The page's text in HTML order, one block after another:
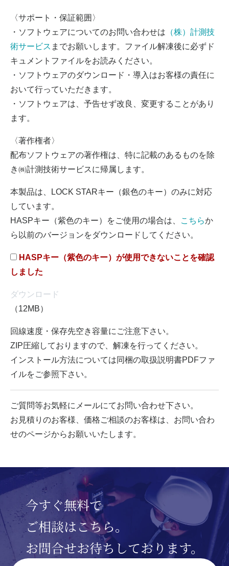
〈サポート・保証範囲〉
・ソフトウェアについてのお問い合わせは （株）計測技
術サービス までお願いします。ファイル解凍後に必ずド
キュメントファイルをお読みください。
・ソフトウェアのダウンロード・導入はお客様の責任に
おいて行っていただきます。
・ソフトウェアは、予告せず改良、変更することがあり
ます。
〈著作権者〉
配布ソフトウェアの著作権は、特に記載のあるものを除
き㈱計測技術サービスに帰属します。
本製品は、LOCK STARキー（銀色のキー）のみに対応
しています。
HASPキー（紫色のキー）をご使用の場合は、
こちらか
ら以前のバージョンをダウンロードしてください。
HASPキー（紫色のキー）が使用できないことを確認
しました
ダウンロード
（12MB）
回線速度・保存先空き容量にご注意下さい。
ZIP圧縮しておりますので、解凍を行ってください。
インストール方法については同梱の取扱説明書PDFファ
イルをご参照下さい。
ご質問等お気軽にメールにてお問い合わせ下さい。
お見積りのお客様、価格ご相談のお客様は、お問い合わ
せのページからお願いいたします。
今すぐ無料で
ご相談はこちら。
お問合せお待ちしております。